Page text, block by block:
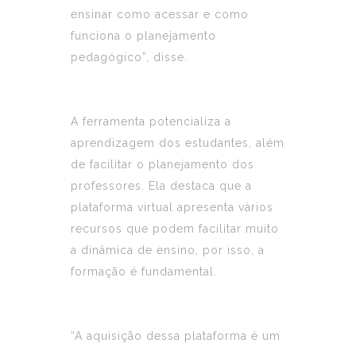
ensinar como acessar e como
funciona o planejamento
pedagógico”, disse.
A ferramenta potencializa a
aprendizagem dos estudantes, além
de facilitar o planejamento dos
professores. Ela destaca que a
plataforma virtual apresenta vários
recursos que podem facilitar muito
a dinâmica de ensino, por isso, a
formação é fundamental.
“A aquisição dessa plataforma é um